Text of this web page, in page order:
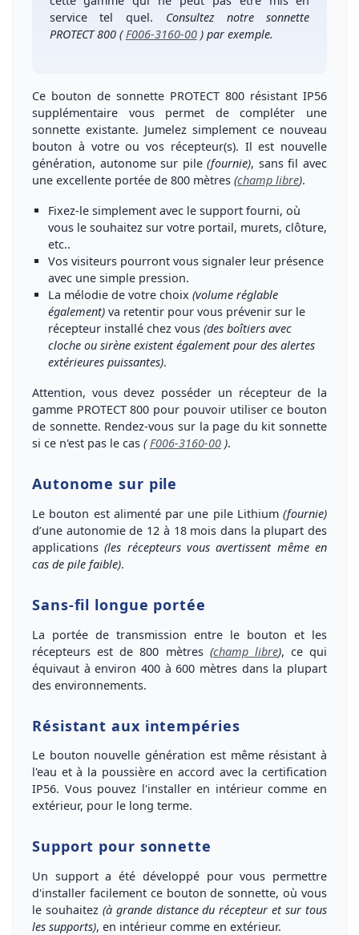
service tel quel.
Consultez notre sonnette
PROTECT 800 ( F006-3160-00 )par exemple.
Ce bouton de sonnette PROTECT 800 résistant IP56
supplémentaire vous permet de compléter une
sonnette existante. Jumelez simplement ce nouveau
bouton à votre ou vos récepteur(s). Il est nouvelle
génération, autonome sur pile (fournie), sans fil avec
une excellente portée de 800 mètres (champ libre).
Fixez-le simplement avec le support fourni, où
vous le souhaitez sur votre portail, murets, clôture,
etc..
Vos visiteurs pourront vous signaler leur présence
avec une simple pression.
La mélodie de votre choix (volume réglable
également) va retentir pour vous prévenir sur le
récepteur installé chez vous (des boîtiers avec
cloche ou sirène existent également pour des alertes
extérieures puissantes).
Attention, vous devez posséder un récepteur de la
gamme PROTECT 800 pour pouvoir utiliser ce bouton
de sonnette. Rendez-vous sur la page du kit sonnette
si ce n'est pas le cas ( F006-3160-00 ).
Autonome sur pile
Le bouton est alimenté par une pile Lithium (fournie)
d’une autonomie de 12 à 18 mois dans la plupart des
applications(les récepteurs vous avertissent même en
cas de pile faible).
Sans-fil longue portée
La portée de transmission entre le bouton et les
récepteurs est de 800 mètres (champ libre), ce qui
équivaut à environ 400 à 600 mètres dans la plupart
des environnements.
Résistant aux intempéries
Le bouton nouvelle génération est même résistant à
l'eau et à la poussière en accord avec la certification
IP56. Vous pouvez l'installer en intérieur comme en
extérieur, pour le long terme.
Support pour sonnette
Un support a été développé pour vous permettre
d'installer facilement ce bouton de sonnette,où vous
le souhaitez (à grande distance du récepteur et sur tous
les supports), en intérieur comme en extérieur.